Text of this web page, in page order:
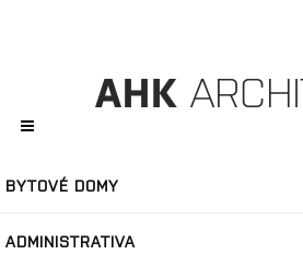
BYTOVÉ DOMY
ADMINISTRATIVA